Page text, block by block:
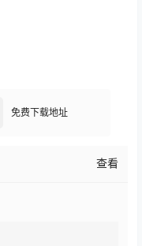
免费下载地址
查看